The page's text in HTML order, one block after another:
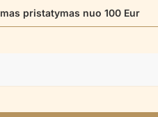
pristatymas nuo 100 Eur